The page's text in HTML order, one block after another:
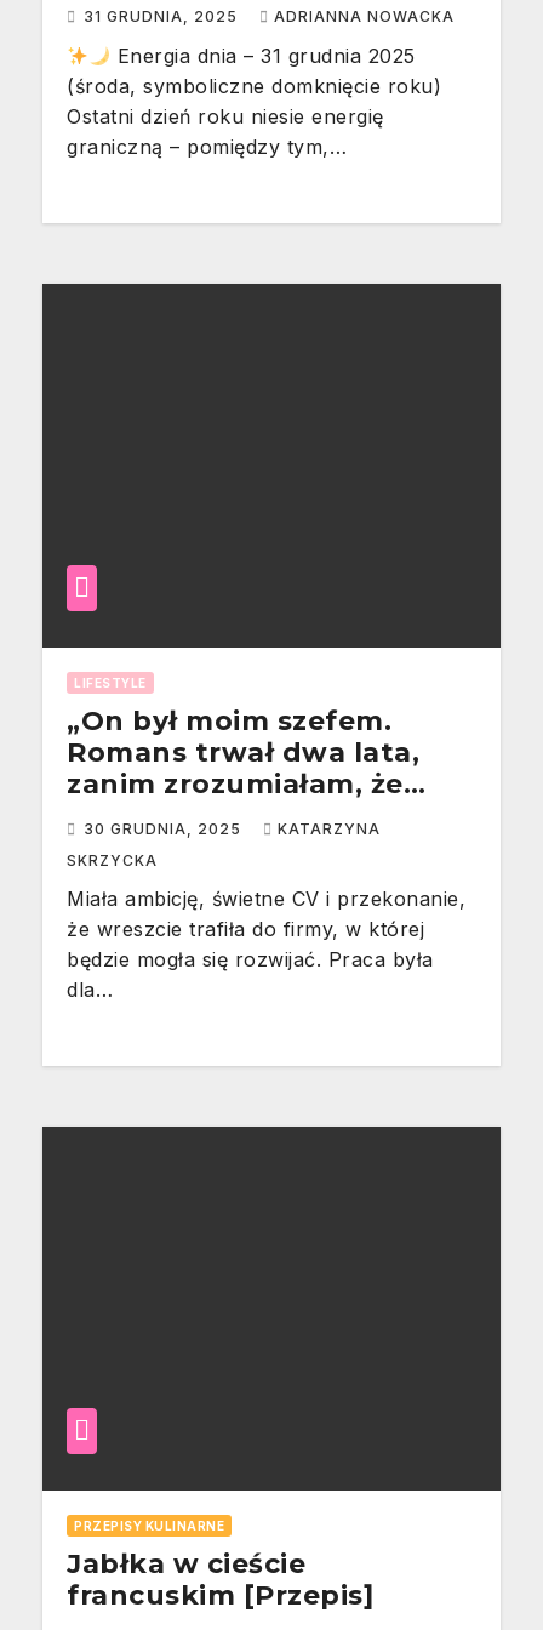
31 GRUDNIA, 2025 ADRIANNA NOWACKA
Energia dnia – 31 grudnia 2025
(środa, symboliczne domknięcie roku)
Ostatni dzień roku niesie energię
graniczną – pomiędzy tym,…
LIFESTYLE
„On był moim szefem.
Romans trwał dwa lata,
zanim zrozumiałam, że
byłam tylko narzędziem.”
[Historia z życia wzięta –
30 GRUDNIA, 2025
KATARZYNA
SKRZYCKA
Miała ambicję, świetne CV i przekonanie,
że wreszcie trafiła do firmy, w której
będzie mogła się rozwijać. Praca była
dla…
PRZEPISY KULINARNE
Jabłka w cieście
francuskim [Przepis]